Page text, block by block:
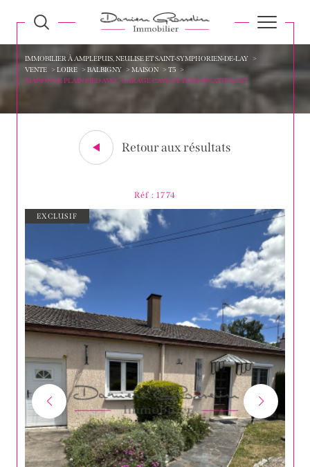
IMMOBILIER À AMPLEPUIS, NEULISE ET SAINT-SYMPHORIEN-DE-LAY
VENTE
LOIRE BALBIGNY MAISON
T5
MAISON DE PLAIN PIED AVEC GARAGE CAVE ET TERRAIN ATTENANT
Retour aux résultats
Réf : 1774
EXCLUSIF